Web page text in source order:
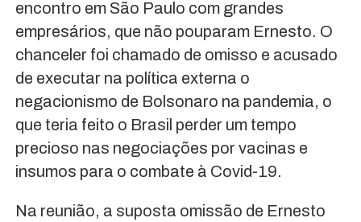
encontro em São Paulo com grandes
empresários, que não pouparam Ernesto. O
chanceler foi chamado de omisso e acusado
de executar na política externa o
negacionismo de Bolsonaro na pandemia, o
que teria feito o Brasil perder um tempo
precioso nas negociações por vacinas e
insumos para o combate à Covid-19.
Na reunião, a suposta omissão de Ernesto